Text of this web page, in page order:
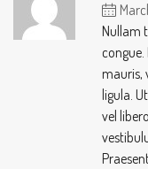
Nullam
mauris,
ligula.
vel